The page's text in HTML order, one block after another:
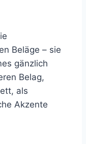
Beläge – sie
gänzlich
Belag,
als
Akzente